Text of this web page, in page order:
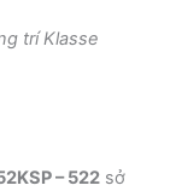
trí Klasse
– 522sở